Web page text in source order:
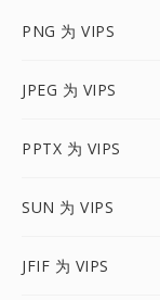
PNG 为 VIPS
JPEG 为 VIPS
PPTX 为 VIPS
SUN 为 VIPS
JFIF 为 VIPS